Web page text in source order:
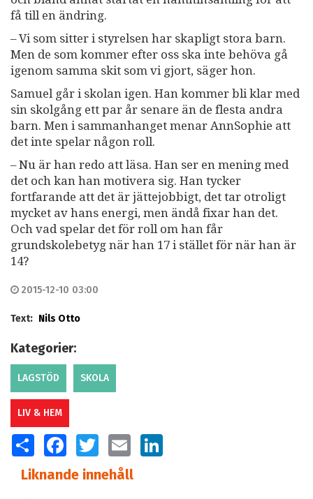
få till en ändring.
– Vi som sitter i styrelsen har skapligt stora barn.
Men de som kommer efter oss ska inte behöva gå
igenom samma skit som vi gjort, säger hon.
Samuel går i skolan igen. Han kommer bli klar med
sin skolgång ett par år senare än de flesta andra
barn. Men i sammanhanget menar AnnSophie att
det inte spelar någon roll.
– Nu är han redo att läsa. Han ser en mening med
det och kan han motivera sig. Han tycker
fortfarande att det är jättejobbigt, det tar otroligt
mycket av hans energi, men ändå fixar han det.
Och vad spelar det för roll om han får
grundskolebetyg när han 17 i stället för när han är
14?
2015-12-10 03:00
Text: Nils Otto
Kategorier:
LAGSTÖD SKOLA
LIV & HEM
SHARE FACEBOOKTWITTER EMAIL
Liknande innehåll